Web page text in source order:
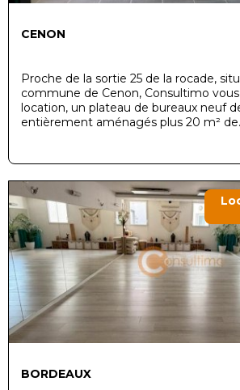
CENON
Proche de la sortie 25 de la rocade,
commune de Cenon, Consultimo
location, un plateau de bureaux neuf
entièrement aménagés plus 20 m²
BORDEAUX